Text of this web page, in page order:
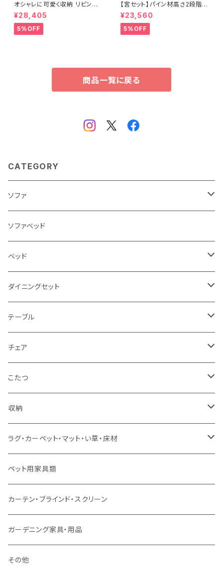
オシャレに可愛く収納 リビング
用ローチェスト 4段 幅90cm
天然木（桐）日本製｜petora-
ペトラ- SH-08-PTR90
¥28,405
5%OFF
【宮セット】パイン材高さ2段階調
整脚付きすのこベッド(ダブル)
¥23,560
5%OFF
商品一覧に戻る
CATEGORY
ソファ
3人掛け
2.5人掛け
2人掛け
1人掛け
カウチソファ
コーナーソファ
ソファセット
スツール・オットマン
ソファ付属品
クッション・座椅子
ソファベッド
ベッド
シングルサイズ以下（フレームのみ）
セミダブルサイズ（フレームのみ）
ダブルサイズ（フレームのみ）
ワイドダブルサイズ以上（フレームのみ）
シングルサイズ以下（マットレス付）
セミダブルサイズ（マットレス付）
ダブルサイズ（マットレス付）
ダブルサイズ以上（マットレス付）
ロフトベッド
二段ベッド
ダイニングセット
ダイニング3点セット以下
ダイニング4点セット
ダイニング5点・6点セット
ダイニング7点セット以上
テーブル
センターテーブル
ダイニングテーブル
カウンターテーブル
リフティングテーブル
サイドテーブル・コーヒーテーブル
デスク
チェア
ダイニングチェア
カウンターチェア
キッズチェア
オフィスチェア・ゲーミングチェア
ダイニングベンチ・スツール
こたつ
こたつテーブル
こたつ布団
コタツ・布団セット
収納
本棚・シェルフ
食器棚・収納庫
レンジ台・カウンター
ラック
TVボード
ラグ・カーペット・マット・い草・床材
マット・フロアタイル
ラグ
カーペット
ペット用家具類
カーテン・ブラインド・スクリーン
ガーデニング家具・用品
その他